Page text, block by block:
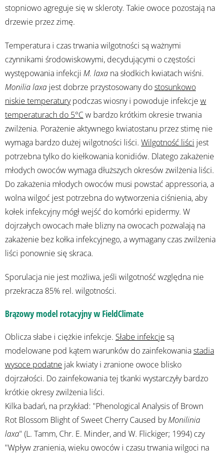
stopniowo agreguje się w skleroty. Takie owoce pozostają na
drzewie przez zimę.
Temperatura i czas trwania wilgotności są ważnymi
czynnikami środowiskowymi, decydującymi o częstości
występowania infekcji M. laxa na słodkich kwiatach wiśni.
Monilia laxa jest dobrze przystosowany dostosunkowo
niskie temperaturypodczas wiosny i powoduje infekcje w
temperaturach do 5°Cw bardzo krótkim okresie trwania
zwilżenia. Porażenie aktywnego kwiatostanu przez stimę nie
wymaga bardzo dużej wilgotności liści. Wilgotność liści jest
potrzebna tylko do kiełkowania konidiów. Dlatego zakażenie
młodych owoców wymaga dłuższych okresów zwilżenia liści.
Do zakażenia młodych owoców musi powstać appressoria, a
wolna wilgoć jest potrzebna do wytworzenia ciśnienia, aby
kołek infekcyjny mógł wejść do komórki epidermy. W
dojrzałych owocach małe blizny na owocach pozwalają na
zakażenie bez kołka infekcyjnego, a wymagany czas zwilżenia
liści ponownie się skraca.
Sporulacja nie jest możliwa, jeśli wilgotność względna nie
przekracza 85% rel. wilgotności.
Brązowy model rotacyjny w FieldClimate
Oblicza słabe i ciężkie infekcje. Słabe infekcje są
modelowane pod kątem warunków do zainfekowaniastadia
wysoce podatne jak kwiaty i zranione owoce blisko
dojrzałości. Do zainfekowania tej tkanki wystarczyły bardzo
krótkie okresy zwilżenia liści.
Kilka badań, na przykład: "Phenological Analysis of Brown
Rot Blossom Blight of Sweet Cherry Caused byMonilinia
laxa" (L. Tamm, Chr. E. Minder, and W. Flickiger; 1994) czy
"Wpływ zranienia, wieku owoców i czasu trwania wilgoci na